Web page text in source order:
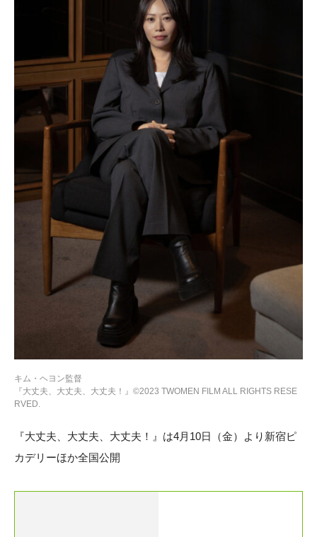
キム・ヘヨン監督
『大丈夫、大丈夫、大丈夫！』©︎2023 TWOMEN FILM ALL RIGHTS RESE
RVED.
『大丈夫、大丈夫、大丈夫！』は4月10日（金）より新宿ピ
カデリーほか全国公開